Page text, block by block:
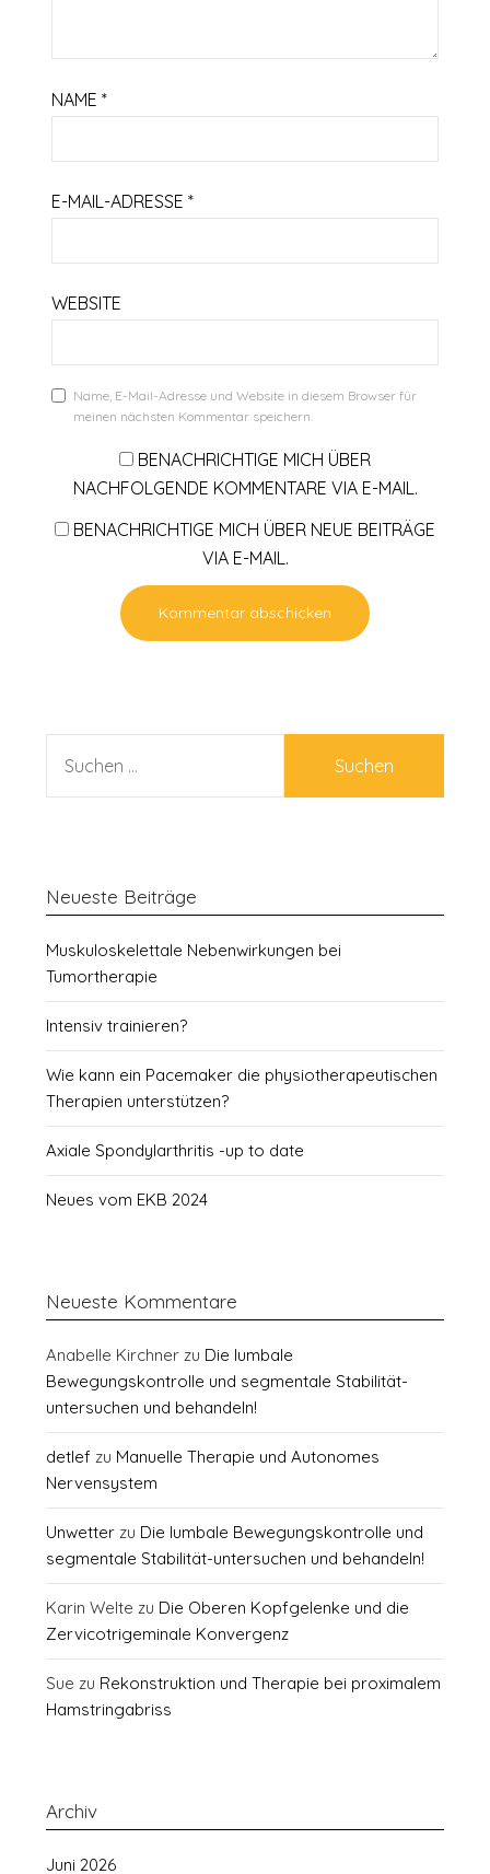
NAME*
E-MAIL-ADRESSE*
WEBSITE
Name, E-Mail-Adresse und Website in diesem Browser für
meinen nächsten Kommentar speichern.
BENACHRICHTIGE MICH ÜBER
NACHFOLGENDE KOMMENTARE VIA E-MAIL.
BENACHRICHTIGE MICH ÜBER NEUE BEITRÄGE
VIA E-MAIL.
NACH:
Neueste Beiträge
Muskuloskelettale Nebenwirkungen bei
Tumortherapie
Intensiv trainieren?
Wie kann ein Pacemaker die physiotherapeutischen
Therapien unterstützen?
Axiale Spondylarthritis -up to date
Neues vom EKB 2024
Neueste Kommentare
Anabelle Kirchner zu Die lumbale
Bewegungskontrolle und segmentale Stabilität-
untersuchen und behandeln!
detlef zu Manuelle Therapie und Autonomes
Nervensystem
Unwetter zu Die lumbale Bewegungskontrolle und
segmentale Stabilität-untersuchen und behandeln!
Karin Welte zu Die Oberen Kopfgelenke und die
Zervicotrigeminale Konvergenz
Sue zu Rekonstruktion und Therapie bei proximalem
Hamstringabriss
Archiv
Juni 2026